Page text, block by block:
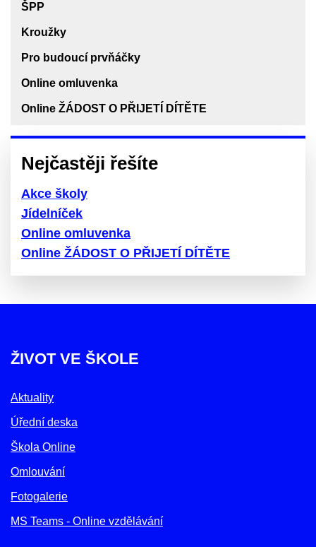
ŠPP
Kroužky
Pro budoucí prvňáčky
Online omluvenka
Online ŽÁDOST O PŘIJETÍ DÍTĚTE
Nejčastěji řešíte
Akce školy
Jídelníček
Online omluvenka
Online ŽÁDOST O PŘIJETÍ DÍTĚTE
ŽIVOT VE ŠKOLE
Aktuality
Úřední deska
Škola Online
Omlouvání
Fotogalerie
MS Teams - Online vzdělávání